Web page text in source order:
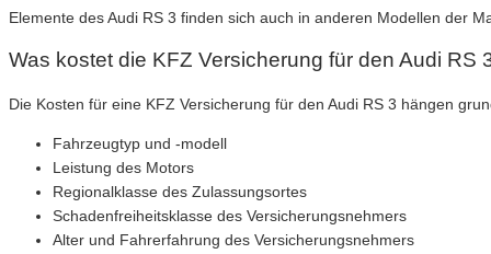
Elemente des Audi RS 3 finden sich auch in anderen Modellen der
Was kostet die KFZ Versicherung für den Audi RS
Die Kosten für eine KFZ Versicherung für den Audi RS 3 hängen
Fahrzeugtyp und -modell
Leistung des Motors
Regionalklasse des Zulassungsortes
Schadenfreiheitsklasse des Versicherungsnehmers
Alter und Fahrerfahrung des Versicherungsnehmers